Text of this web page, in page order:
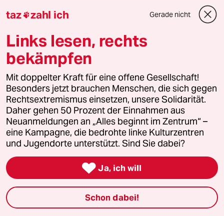
Wahrheit
Themen
Niedrigwasser
AfD
Bundeswehr
Ceuta
Rente
taz zahl ich Gerade nicht
Links lesen, rechts
bekämpfen
Mit doppelter Kraft für eine offene Gesellschaft!
Besonders jetzt brauchen Menschen, die sich gegen
Rechtsextremismus einsetzen, unsere Solidarität.
Daher gehen 50 Prozent der Einnahmen aus
Neuanmeldungen an „Alles beginnt im Zentrum“ –
eine Kampagne, die bedrohte linke Kulturzentren
und Jugendorte unterstützt. Sind Sie dabei?
 Ja, ich will
Schon dabei!